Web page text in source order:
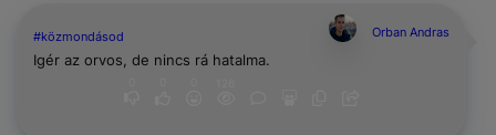
#közmondásod Orban Andras
Igér az orvos, de nincs rá hatalma.